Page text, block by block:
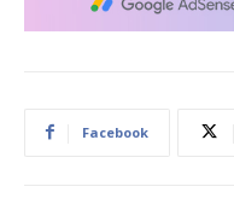
Facebook